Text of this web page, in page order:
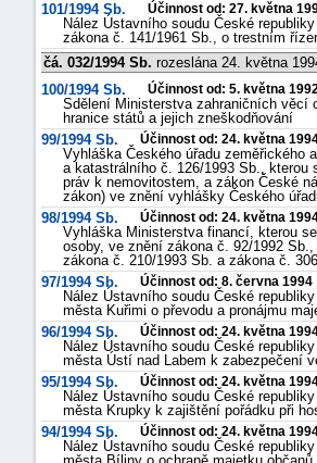
101/1994 Sb.
Účinnost od: 27. května
Nález Ústavního soudu České
zákona č. 141/1961 Sb., o trestním
čá. 032/1994 Sb. rozeslána 24. května
100/1994 Sb.
Účinnost od: 5. května
Sdělení Ministerstva zahraničních věcí
hranice států a jejich zneškodňování
99/1994 Sb.
Účinnost od: 24. května
Vyhláška Českého úřadu zeměřického
a katastrálního č. 126/1993 Sb.,
práv k nemovitostem, a zákon České
zákon) ve znění vyhlášky Českého
98/1994 Sb.
Účinnost od: 24. května
Vyhláška Ministerstva financí, kterou
osoby, ve znění zákona č. 92/1992
zákona č. 210/1993 Sb. a zákona č.
97/1994 Sb.
Účinnost od: 8. června 1994
Nález Ústavního soudu České
města Kuřimi o převodu a pronájmu
96/1994 Sb.
Účinnost od: 24. května
Nález Ústavního soudu České
města Ústí nad Labem k zabezpečení
95/1994 Sb.
Účinnost od: 24. května
Nález Ústavního soudu České
města Krupky k zajištění pořádku při
94/1994 Sb.
Účinnost od: 24. května
Nález Ústavního soudu České